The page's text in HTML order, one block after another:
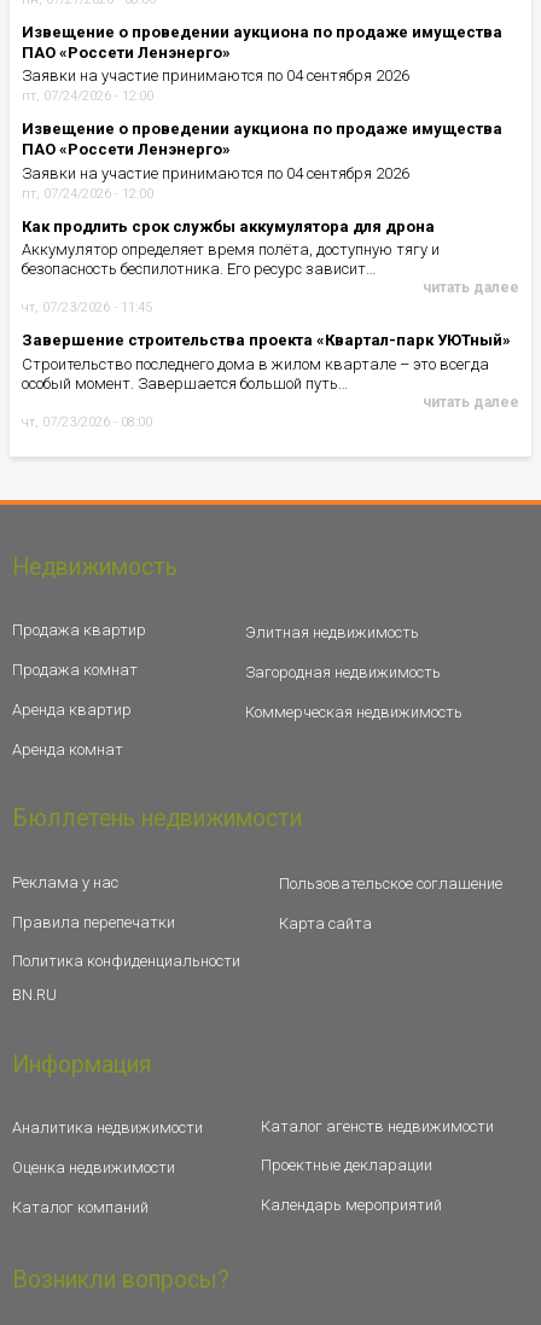
Извещение о проведении аукциона по продаже имущества
ПАО «Россети Ленэнерго»
Заявки на участие принимаются по 04 сентября 2026
пт, 07/24/2026 - 12:00
Извещение о проведении аукциона по продаже имущества
ПАО «Россети Ленэнерго»
Заявки на участие принимаются по 04 сентября 2026
пт, 07/24/2026 - 12:00
Как продлить срок службы аккумулятора для дрона
Аккумулятор определяет время полёта, доступную тягу и
безопасность беспилотника. Его ресурс зависит…
читать далее
чт, 07/23/2026 - 11:45
Завершение строительства проекта «Квартал-парк УЮТный»
Строительство последнего дома в жилом квартале – это всегда
особый момент. Завершается большой путь…
читать далее
чт, 07/23/2026 - 08:00
Недвижимость
Продажа квартир
Продажа комнат
Аренда квартир
Аренда комнат
Элитная недвижимость
Загородная недвижимость
Коммерческая недвижимость
Бюллетень недвижимости
Реклама у нас
Правила перепечатки
Политика конфиденциальности
BN.RU
Пользовательское соглашение
Карта сайта
Информация
Аналитика недвижимости
Оценка недвижимости
Каталог компаний
Каталог агенств недвижимости
Проектные декларации
Календарь мероприятий
Возникли вопросы?